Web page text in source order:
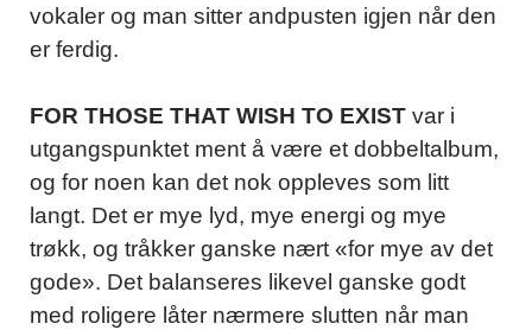
vokaler og man sitter andpusten igjen når den
er ferdig.
FOR THOSE THAT WISH TO EXIST var i
utgangspunktet ment å være et dobbeltalbum,
og for noen kan det nok oppleves som litt
langt. Det er mye lyd, mye energi og mye
trøkk, og tråkker ganske nært «for mye av det
gode». Det balanseres likevel ganske godt
med roligere låter nærmere slutten når man